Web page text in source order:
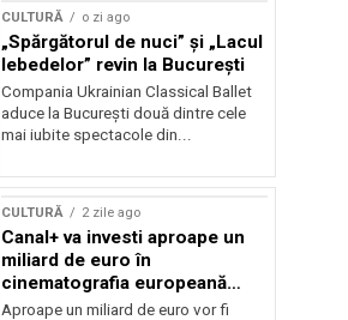
CULTURĂ o zi ago
„Spărgătorul de nuci” și „Lacul
lebedelor” revin la București
Compania Ukrainian Classical Ballet
aduce la București două dintre cele
mai iubite spectacole din...
CULTURĂ 2 zile ago
Canal+ va investi aproape un
miliard de euro în
cinematografia europeană
până în 2032
Aproape un miliard de euro vor fi